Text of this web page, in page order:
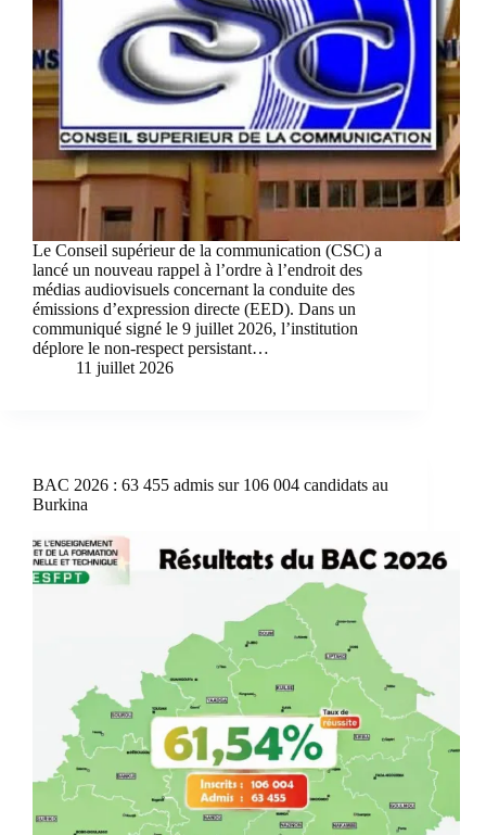
Le Conseil supérieur de la communication (CSC) a
lancé un nouveau rappel à l’ordre à l’endroit des
médias audiovisuels concernant la conduite des
émissions d’expression directe (EED). Dans un
communiqué signé le 9 juillet 2026, l’institution
déplore le non-respect persistant…
11 juillet 2026
BAC 2026 : 63 455 admis sur 106 004 candidats au
Burkina